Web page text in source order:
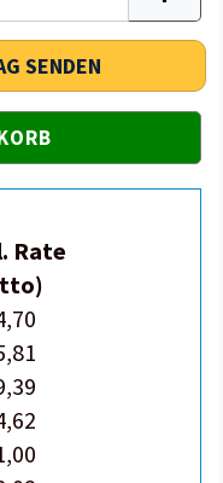
SENDEN
Rate